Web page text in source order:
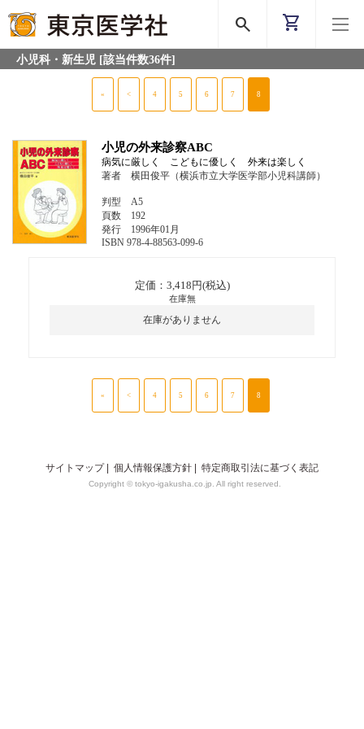
search shopping_cart
小児科・新生児 [該当件数36件]
« < 4 5 6 7 8
小児の外来診察ABC
病気に厳しく こどもに優しく 外来は楽しく
著者 横田俊平（横浜市立大学医学部小児科講師）
判型 A5
頁数 192
発行 1996年01月
ISBN 978-4-88563-099-6
定価：3,418円(税込)
在庫無
在庫がありません
« < 4 5 6 7 8
サイトマップ| 個人情報保護方針 特定商取引法に基づく表記
Copyright © tokyo-igakusha.co.jp. All right reserved.